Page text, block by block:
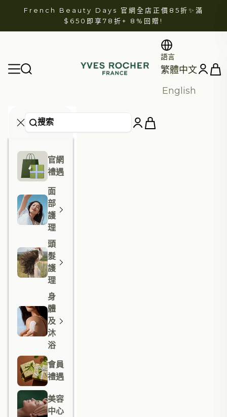
French Beauty Days 官網全店正價85折✨滿
$650即享78折+ 8%回贈 !
YVES ROCHER
開啟導航選單
語言
繁體中文
English
開啟帳戶
開啟
官網
禮遇
面
部
護
理
頭
髮
護
理
身
體
及
沐
浴
會員
禮遇
美容
中心